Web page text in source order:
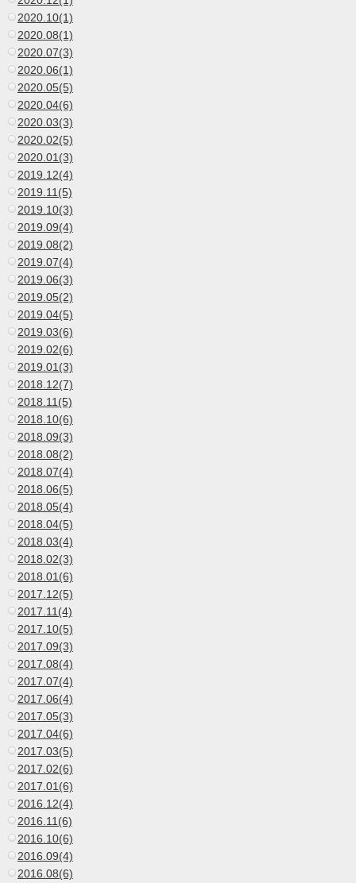
2020.10(1)
2020.08(1)
2020.07(3)
2020.06(1)
2020.05(5)
2020.04(6)
2020.03(3)
2020.02(5)
2020.01(3)
2019.12(4)
2019.11(5)
2019.10(3)
2019.09(4)
2019.08(2)
2019.07(4)
2019.06(3)
2019.05(2)
2019.04(5)
2019.03(6)
2019.02(6)
2019.01(3)
2018.12(7)
2018.11(5)
2018.10(6)
2018.09(3)
2018.08(2)
2018.07(4)
2018.06(5)
2018.05(4)
2018.04(5)
2018.03(4)
2018.02(3)
2018.01(6)
2017.12(5)
2017.11(4)
2017.10(5)
2017.09(3)
2017.08(4)
2017.07(4)
2017.06(4)
2017.05(3)
2017.04(6)
2017.03(5)
2017.02(6)
2017.01(6)
2016.12(4)
2016.11(6)
2016.10(6)
2016.09(4)
2016.08(6)